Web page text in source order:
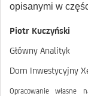
opisanymi w
Piotr Kuczyński
Główny Analityk
Dom Inwestycyjny
Opracowanie własne